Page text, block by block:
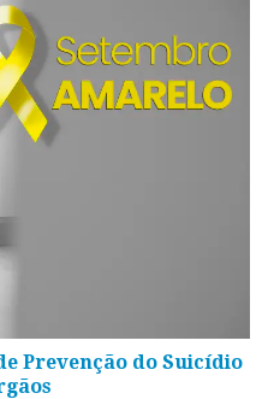
Prevenção do Suicídio